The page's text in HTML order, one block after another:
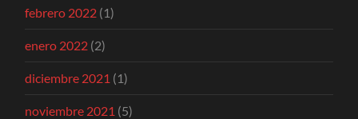
febrero 2022 (1)
enero 2022 (2)
diciembre 2021 (1)
noviembre 2021 (5)